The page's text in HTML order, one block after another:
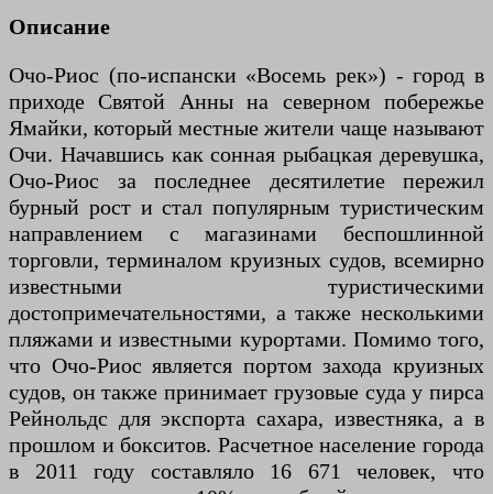
Описание
Очо-Риос (по-испански «Восемь рек») - город в
приходе Святой Анны на северном побережье
Ямайки, который местные жители чаще называют
Очи. Начавшись как сонная рыбацкая деревушка,
Очо-Риос за последнее десятилетие пережил
бурный рост и стал популярным туристическим
направлением с магазинами беспошлинной
торговли, терминалом круизных судов, всемирно
известными туристическими
достопримечательностями, а также несколькими
пляжами и известными курортами. Помимо того,
что Очо-Риос является портом захода круизных
судов, он также принимает грузовые суда у пирса
Рейнольдс для экспорта сахара, известняка, а в
прошлом и бокситов. Расчетное население города
в 2011 году составляло 16 671 человек, что